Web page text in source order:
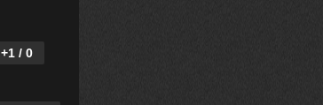
+1 / 0